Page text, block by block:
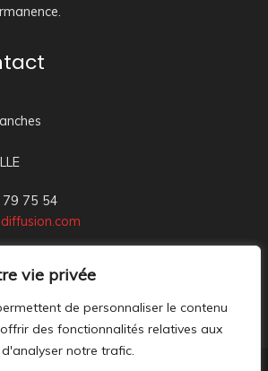
vie privée
de personnaliser le contenu
des fonctionnalités relatives aux
notre trafic.
75 54
sur rendez-vous uniquement